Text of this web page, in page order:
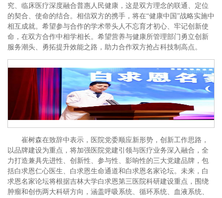
究、临床医疗深度融合普惠人民健康，这是双方理念的联通、定位
的契合、使命的结合。相信双方的携手，将在“健康中国”战略实施中
相互成就。希望参与合作的学术带头人不忘育才初心、牢记创新使
命，在双方合作中相学相长。希望营养与健康所管理部门勇立创新
服务潮头、勇拓提升效能之路，助力合作双方抢占科技制高点。
崔树森在致辞中表示，医院党委顺应新形势，创新工作思路，
以品牌建设为重点，将加强医院党建引领与医疗业务深入融合，全
力打造兼具先进性、创新性、参与性、影响性的三大党建品牌，包
括白求恩仁心医生、白求恩生命通道和白求恩名家论坛。未来，白
求恩名家论坛将根据吉林大学白求恩第三医院科研建设重点，围绕
肿瘤和创伤两大科研方向，涵盖呼吸系统、循环系统、血液系统、